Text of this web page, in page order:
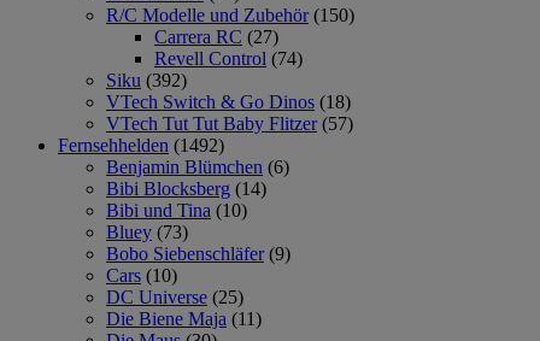
R/C Modelle und Zubehör (150)
Carrera RC (27)
Revell Control (74)
Siku (392)
VTech Switch & Go Dinos (18)
VTech Tut Tut Baby Flitzer (57)
Fernsehhelden (1492)
Benjamin Blümchen (6)
Bibi Blocksberg (14)
Bibi und Tina (10)
Bluey (73)
Bobo Siebenschläfer (9)
Cars (10)
DC Universe (25)
Die Biene Maja (11)